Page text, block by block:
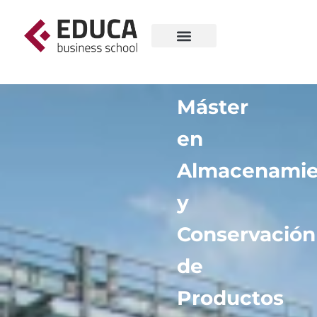
Máster
en
y
Conservación
de
Productos